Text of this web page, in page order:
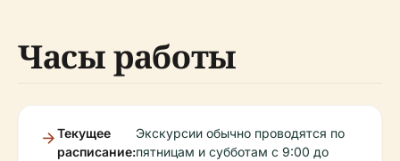
Часы работы
Текущее
расписание:
Экскурсии обычно проводятся по
пятницам и субботам с 9:00 до